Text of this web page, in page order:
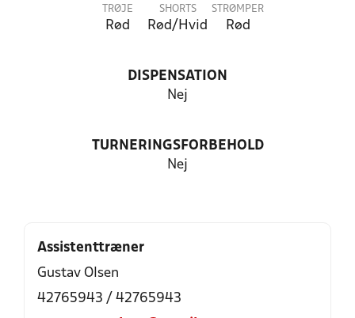
TRØJE
Rød
SHORTS
Rød/Hvid
STRØMPER
Rød
DISPENSATION
Nej
TURNERINGSFORBEHOLD
Nej
Assistenttræner
Gustav Olsen
42765943 / 42765943